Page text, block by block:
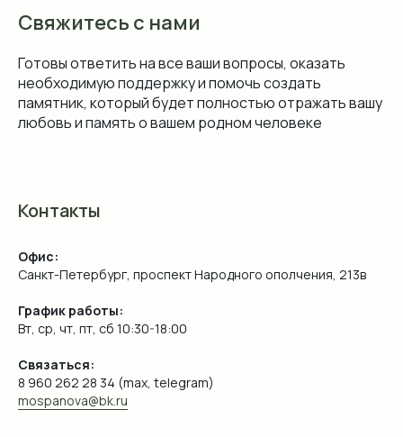
Свяжитесь с нами
Готовы ответить на все ваши вопросы, оказать
необходимую поддержку и помочь создать
памятник, который будет полностью отражать вашу
любовь и память о вашем родном человеке
Контакты
Офис:
Санкт-Петербург, проспект Народного ополчения, 213в
График работы:
Вт, ср, чт, пт, сб 10:30-18:00
Связаться:
8 960 262 28 34 (max, telegram)
mospanova@bk.ru